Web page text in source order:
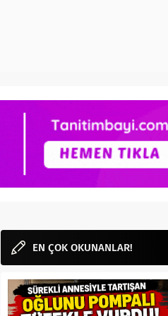
EN ÇOK OKUNANLAR!